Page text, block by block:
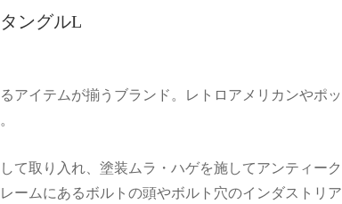
ングルL
アイテムが揃うブランド。レトロアメリカンやポッ
て取り入れ、塗装ムラ・ハゲを施してアンティーク
ームにあるボルトの頭やボルト穴のインダストリア